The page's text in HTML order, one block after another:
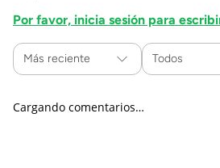
Por favor, inicia sesión para
Más reciente Todos
Cargando comentarios…